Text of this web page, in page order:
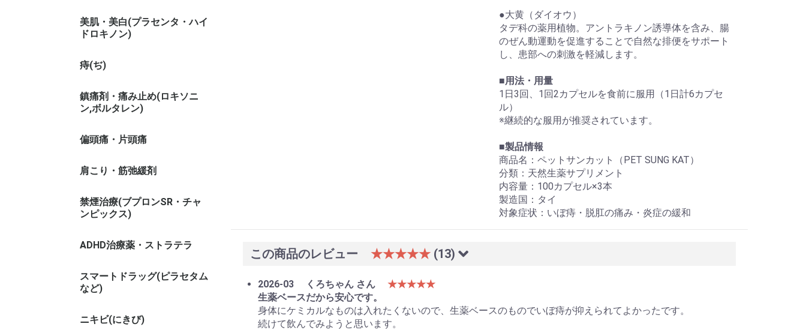
美肌・美白(プラセンタ・ハイ
ドロキノン)
痔(ぢ)
鎮痛剤・痛み止め(ロキソニ
ン,ボルタレン)
偏頭痛・片頭痛
肩こり・筋弛緩剤
禁煙治療(ブプロンSR・チャ
ンピックス)
ADHD治療薬・ストラテラ
スマートドラッグ(ピラセタム
など)
ニキビ(にきび)
●大黄（ダイオウ）
タデ科の薬用植物。アントラキノン誘導体を含み、腸
のぜん動運動を促進することで自然な排便をサポート
し、患部への刺激を軽減します。
■用法・用量
1日3回、1回2カプセルを食前に服用（1日計6カプセ
ル）
※継続的な服用が推奨されています。
■製品情報
商品名：ペットサンカット（PET SUNG KAT）
分類：天然生薬サプリメント
内容量：100カプセル×3本
製造国：タイ
対象症状：いぼ痔・脱肛の痛み・炎症の緩和
この商品のレビュー ★★★★★ (13)
2026-03 くろちゃん さん
★★★★★
生薬ベースだから安心です。
身体にケミカルなものは入れたくないので、生薬ベースのものでいぼ痔が抑えられてよかったです。
続けて飲んでみようと思います。